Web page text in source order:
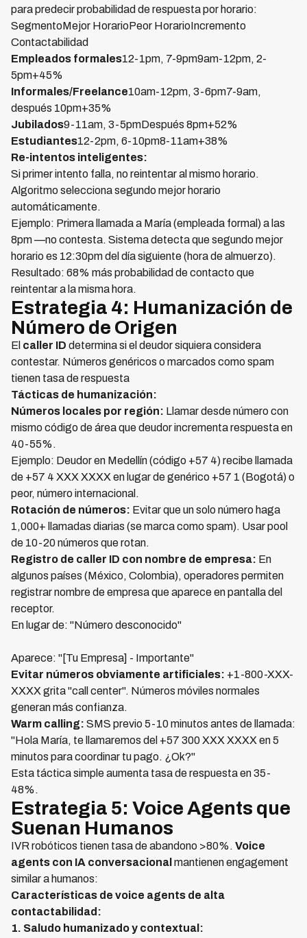
para predecir probabilidad de respuesta por horario:
SegmentoMejor HorarioPeor HorarioIncremento
Contactabilidad
Empleados formales12-1pm, 7-9pm9am-12pm, 2-
5pm+45%
Informales/Freelance10am-12pm, 3-6pm7-9am,
después 10pm+35%
Jubilados9-11am, 3-5pmDespués 8pm+52%
Estudiantes12-2pm, 6-10pm8-11am+38%
Re-intentos inteligentes:
Si primer intento falla, no reintentar al mismo horario.
Algoritmo selecciona segundo mejor horario
automáticamente.
Ejemplo: Primera llamada a María (empleada formal) a las
8pm —no contesta. Sistema detecta que segundo mejor
horario es 12:30pm del día siguiente (hora de almuerzo).
Resultado: 68% más probabilidad de contacto que
reintentar a la misma hora.
Estrategia 4: Humanización de
Número de Origen
El caller ID determina si el deudor siquiera considera
contestar. Números genéricos o marcados como spam
tienen tasa de respuesta
Tácticas de humanización:
Números locales por región: Llamar desde número con
mismo código de área que deudor incrementa respuesta en
40-55%.
Ejemplo: Deudor en Medellín (código +57 4) recibe llamada
de +57 4 XXX XXXX en lugar de genérico +57 1 (Bogotá) o
peor, número internacional.
Rotación de números: Evitar que un solo número haga
1,000+ llamadas diarias (se marca como spam). Usar pool
de 10-20 números que rotan.
Registro de caller ID con nombre de empresa: En
algunos países (México, Colombia), operadores permiten
registrar nombre de empresa que aparece en pantalla del
receptor.
En lugar de: "Número desconocido"
Aparece: "[Tu Empresa] - Importante"
Evitar números obviamente artificiales: +1-800-XXX-
XXXX grita "call center". Números móviles normales
generan más confianza.
Warm calling: SMS previo 5-10 minutos antes de llamada:
"Hola María, te llamaremos del +57 300 XXX XXXX en 5
minutos para coordinar tu pago. ¿Ok?"
Esta táctica simple aumenta tasa de respuesta en 35-
48%.
Estrategia 5: Voice Agents que
Suenan Humanos
IVR robóticos tienen tasa de abandono >80%. Voice
agents con IA conversacional mantienen engagement
similar a humanos:
Características de voice agents de alta
contactabilidad:
1. Saludo humanizado y contextual: